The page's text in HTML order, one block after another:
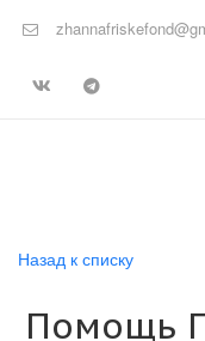
Назад к списку
Помощь